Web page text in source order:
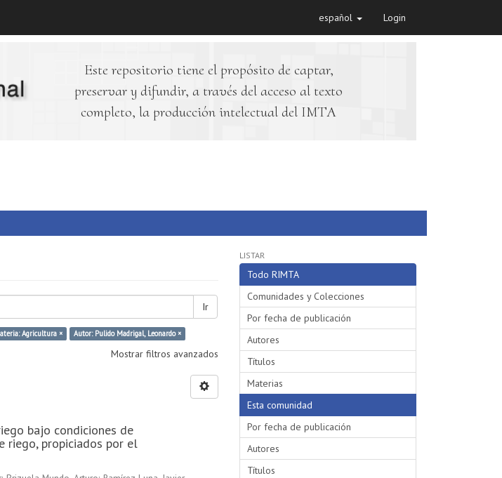
español Login
Este repositorio tiene el propósito de captar,
preservar y difundir, a través del acceso al texto
completo, la producción intelectual del IMTA
Ir
Agricultura × Autor: Pulido Madrigal, Leonardo ×
Mostrar filtros avanzados
bajo condiciones de
riego, propiciados por el
LISTAR
Todo RIMTA
Comunidades y Colecciones
Por fecha de publicación
Autores
Títulos
Materias
Esta comunidad
Por fecha de publicación
Autores
Títulos